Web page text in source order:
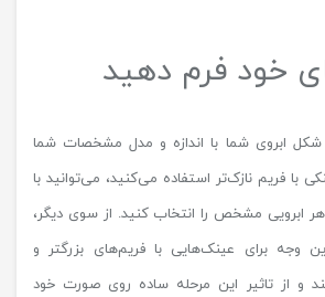
ابروی شما با اندازه و مدل مشخصات شما
با فریم نازک‌تر استفاده می‌کنید، می‌توانید با
ابرویی مشخص را انتخاب کنید. از سوی دیگر،
وجه برای عینک‌هایی با فریم‌های بزرگتر و
و از تاثیر این مرحله ساده روی صورت خود